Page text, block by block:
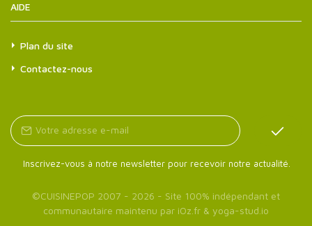
AIDE
Plan du site
Contactez-nous
Inscrivez-vous à notre newsletter pour recevoir notre actualité.
©CUISINEPOP 2007 - 2026 - Site 100% indépendant et
communautaire maintenu par iOz.fr & yoga-stud.io